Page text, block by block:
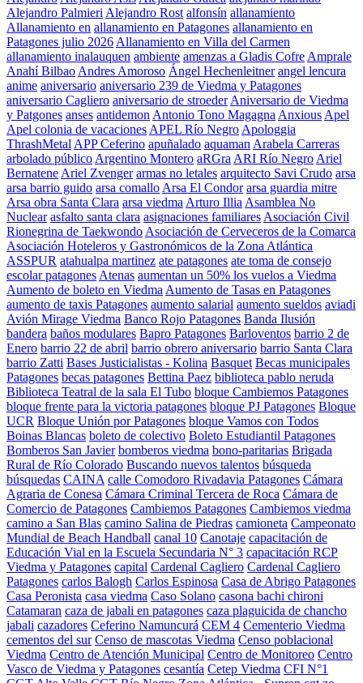
Alejandro Palmieri Alejandro Rost alfonsín allanamiento
Allanamiento en allanamiento en Patagones allanamiento en
Patagones julio 2026 Allanamiento en Villa del Carmen
allanamiento inalauquen ambiente amenzas a Gladis Cofre Amprale
Anahí Bilbao Andres Amoroso Ángel Hechenleitner angel lencura
anime aniversario aniversario 239 de Viedma y Patagones
aniversario Cagliero aniversario de stroeder Aniversario de Viedma
y Patgones anses antidemon Antonio Tono Magagna Anxious Apel
Apel colonia de vacaciones APEL Río Negro Apologgia
ThrashMetal APP Ceferino apuñalado aquaman Arabela Carreras
arbolado público Argentino Montero aRGra ARI Río Negro Ariel
Bernatene Ariel Zvenger armas no letales arquitecto Savi Crudo arsa
arsa barrio guido arsa comallo Arsa El Condor arsa guardia mitre
Arsa obra Santa Clara arsa viedma Arturo Illia Asamblea No
Nuclear asfalto santa clara asignaciones familiares Asociación Civil
Rionegrina de Taekwondo Asociación de Cerveceros de la Comarca
Asociación Hoteleros y Gastronómicos de la Zona Atlántica
ASSPUR atahualpa martinez ate patagones ate toma de consejo
escolar patagones Atenas aumentan un 50% los vuelos a Viedma
Aumento de boleto en Viedma Aumento de Tasas en Patagones
aumento de taxis Patagones aumento salarial aumento sueldos aviadi
Avión Mirage Viedma Banco Rojo Patagones Banda Ilusión
bandera baños modulares Bapro Patagones Barloventos barrio 2 de
Enero barrio 22 de abril barrio obrero aniversario barrio Santa Clara
barrio Zatti Bases Justicialistas - Kolina Basquet Becas municipales
Patagones becas patagones Bettina Paez biblioteca pablo neruda
Biblioteca Teatral de la sala El Tubo bloque Cambiemos Patagones
bloque frente para la victoria patagones bloque PJ Patagones Bloque
UCR Bloque Unión por Patagones bloque Vamos con Todos
Boinas Blancas boleto de colectivo Boleto Estudiantil Patagones
Bomberos San Javier bomberos viedma bono-paritarias Brigada
Rural de Río Colorado Buscando nuevos talentos búsqueda
búsquedas CAINA calle Comodoro Rivadavia Patagones Cámara
Agraria de Conesa Cámara Criminal Tercera de Roca Cámara de
Comercio de Patagones Cambiemos Patagones Cambiemos viedma
camino a San Blas camino Salina de Piedras camioneta Campeonato
Mundial de Beach Handball canal 10 Canotaje capacitación de
Educación Vial en la Escuela Secundaria N° 3 capacitación RCP
Viedma y Patagones capital Cardenal Cagliero Cardenal Cagliero
Patagones carlos Balogh Carlos Espinosa Casa de Abrigo Patagones
Casa Peronista casa viedma Caso Solano casona bachi chironi
Catamaran caza de jabali en patagones caza plaguicida de chancho
jabali cazadores Ceferino Namuncurá CEM 4 Cementerio Viedma
cementos del sur Censo de mascotas Viedma Censo poblacional
Viedma Centro de Atención Municipal Centro de Monitoreo Centro
Vasco de Viedma y Patagones cesantía Cetep Viedma CFI N°1